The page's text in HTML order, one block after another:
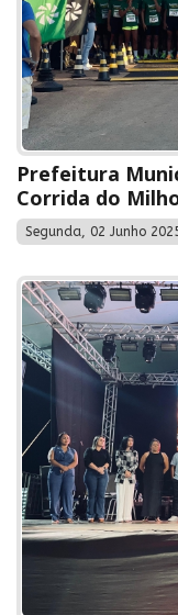
Prefeitura
Corrida do
Segunda, 02 Junho